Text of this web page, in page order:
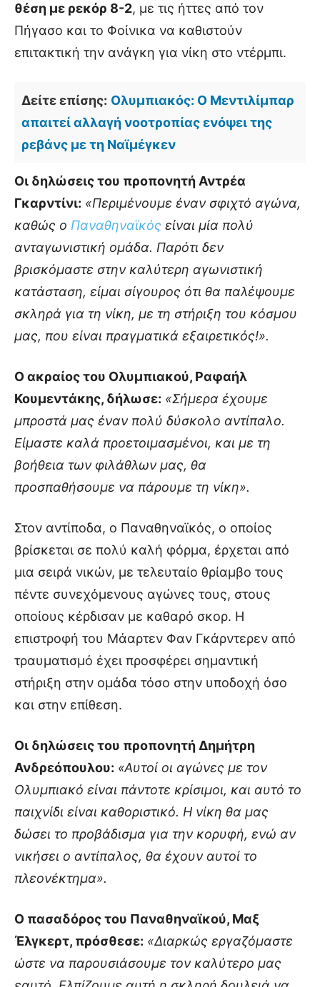
θέση με ρεκόρ 8-2, με τις ήττες από τον
Πήγασο και το Φοίνικα να καθιστούν
επιτακτική την ανάγκη για νίκη στο ντέρμπι.
Δείτε επίσης: Ολυμπιακός: Ο Μεντιλίμπαρ
απαιτεί αλλαγή νοοτροπίας ενόψει της
ρεβάνς με τη Ναϊμέγκεν
Οι δηλώσεις του προπονητή Αντρέα
Γκαρντίνι: «Περιμένουμε έναν σφιχτό αγώνα,
καθώς ο Παναθηναϊκός είναι μία πολύ
ανταγωνιστική ομάδα. Παρότι δεν
βρισκόμαστε στην καλύτερη αγωνιστική
κατάσταση, είμαι σίγουρος ότι θα παλέψουμε
σκληρά για τη νίκη, με τη στήριξη του κόσμου
μας, που είναι πραγματικά εξαιρετικός!».
Ο ακραίος του Ολυμπιακού, Ραφαήλ
Κουμεντάκης, δήλωσε: «Σήμερα έχουμε
μπροστά μας έναν πολύ δύσκολο αντίπαλο.
Είμαστε καλά προετοιμασμένοι, και με τη
βοήθεια των φιλάθλων μας, θα
προσπαθήσουμε να πάρουμε τη νίκη».
Στον αντίποδα, ο Παναθηναϊκός, ο οποίος
βρίσκεται σε πολύ καλή φόρμα, έρχεται από
μια σειρά νικών, με τελευταίο θρίαμβο τους
πέντε συνεχόμενους αγώνες τους, στους
οποίους κέρδισαν με καθαρό σκορ. Η
επιστροφή του Μάαρτεν Φαν Γκάρντερεν από
τραυματισμό έχει προσφέρει σημαντική
στήριξη στην ομάδα τόσο στην υποδοχή όσο
και στην επίθεση.
Οι δηλώσεις του προπονητή Δημήτρη
Ανδρεόπουλου: «Αυτοί οι αγώνες με τον
Ολυμπιακό είναι πάντοτε κρίσιμοι, και αυτό το
παιχνίδι είναι καθοριστικό. Η νίκη θα μας
δώσει το προβάδισμα για την κορυφή, ενώ αν
νικήσει ο αντίπαλος, θα έχουν αυτοί το
πλεονέκτημα».
Ο πασαδόρος του Παναθηναϊκού, Μαξ
Έλγκερτ, πρόσθεσε: «Διαρκώς εργαζόμαστε
ώστε να παρουσιάσουμε τον καλύτερο μας